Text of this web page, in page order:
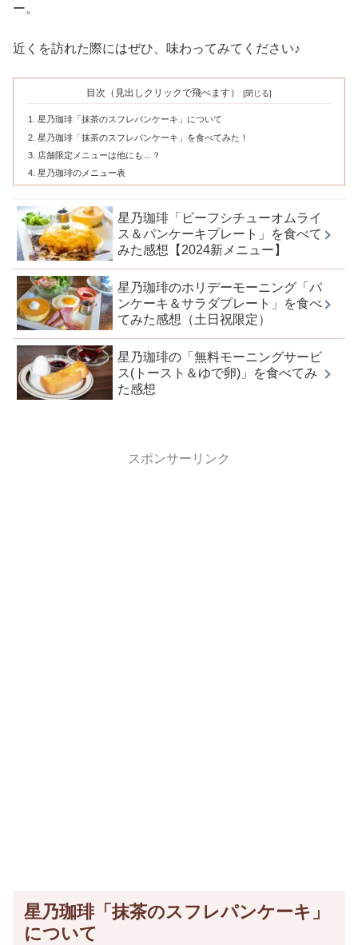
ー。
近くを訪れた際にはぜひ、味わってみてください♪
目次（見出しクリックで飛べます）
星乃珈琲「抹茶のスフレパンケーキ」について
星乃珈琲「抹茶のスフレパンケーキ」を食べてみた！
店舗限定メニューは他にも…？
星乃珈琲のメニュー表
星乃珈琲「ビーフシチューオムライ
ス＆パンケーキプレート」を食べて
みた感想【2024新メニュー】
星乃珈琲のホリデーモーニング「パ
ンケーキ＆サラダプレート」を食べ
てみた感想（土日祝限定）
星乃珈琲の「無料モーニングサービ
ス(トースト＆ゆで卵)」を食べてみ
た感想
スポンサーリンク
星乃珈琲「抹茶のスフレパンケーキ」
について